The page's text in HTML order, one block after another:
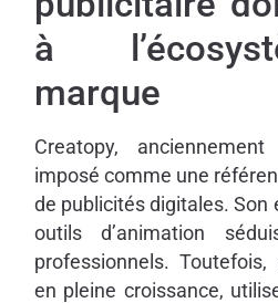
à
marque
Creatopy, anciennement
imposé comme une
de publicités digitales. Son
outils d’animation
professionnels.
en pleine croissance,